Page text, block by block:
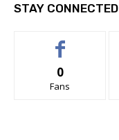
STAY CONNECTED
0
Fans